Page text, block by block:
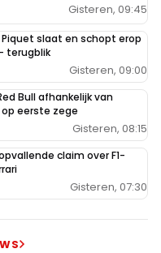
Gisteren, 09:45
slaat en schopt erop
terugblik
Gisteren, 09:00
Bull afhankelijk van
eerste zege
Gisteren, 08:15
claim over F1-
Gisteren, 07:30